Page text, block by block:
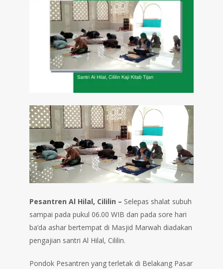
Pesantren Al Hilal, Cililin – Selepas shalat subuh
sampai pada pukul 06.00 WIB dan pada sore hari
ba’da ashar bertempat di Masjid Marwah diadakan
pengajian santri Al Hilal, Cililin.
Pondok Pesantren yang terletak di Belakang Pasar